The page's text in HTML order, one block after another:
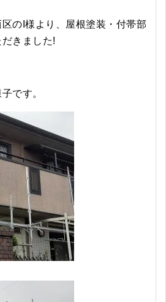
のI様より、屋根塗装・付帯部
きました!
です。